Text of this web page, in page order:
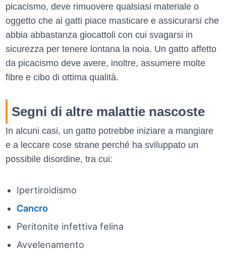
picacismo, deve rimuovere qualsiasi materiale o
oggetto che ai gatti piace masticare e assicurarsi che
abbia abbastanza giocattoli con cui svagarsi in
sicurezza per tenere lontana la noia. Un gatto affetto
da picacismo deve avere, inoltre, assumere molte
fibre e cibo di ottima qualità.
Segni di altre malattie nascoste
In alcuni casi, un gatto potrebbe iniziare a mangiare
e a leccare cose strane perché ha sviluppato un
possibile disordine, tra cui:
Ipertiroidismo
Cancro
Peritonite infettiva felina
Avvelenamento